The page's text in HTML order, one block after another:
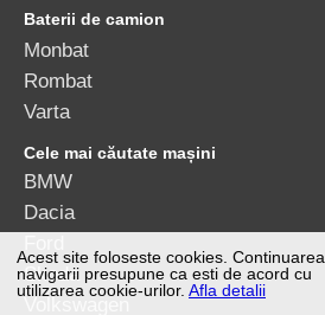
Acest site foloseste cookies. Continuarea
navigarii presupune ca esti de acord cu
utilizarea cookie-urilor. Afla detalii
Baterii de camion
Monbat
Rombat
Varta
Cele mai căutate mașini
BMW
Dacia
Skoda